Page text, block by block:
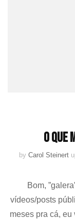
O Que
by Carol Steinert
Bom,
vídeos/posts
meses pra cá,